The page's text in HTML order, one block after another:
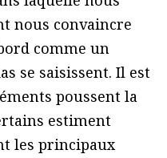
nous convaincre
comme un
se saisissent. Il est
poussent la
estiment
les principaux